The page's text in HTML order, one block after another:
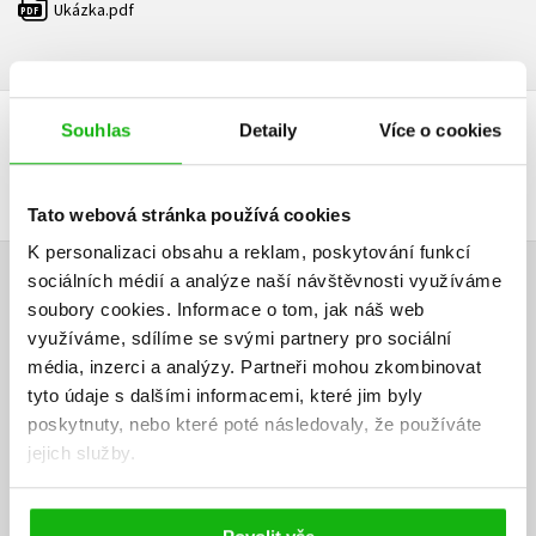
Souhlas Detaily Více o cookies
Tato webová stránka používá cookies
K personalizaci obsahu a reklam, poskytování funkcí
sociálních médií a analýze naší návštěvnosti využíváme
soubory cookies. Informace o tom, jak náš web
využíváme, sdílíme se svými partnery pro sociální
média, inzerci a analýzy. Partneři mohou zkombinovat
tyto údaje s dalšími informacemi, které jim byly
poskytnuty, nebo které poté následovaly, že používáte
jejich služby.
PDF Ukázka.pdf
HODNOCENÍ ČTENÁŘŮ
V současné době nejsou vytvořena žádná uživatelská hodnocení.
Vaše hodnocení
Uživatelskou recenzi mohou vkládat pouze registrovaní uživatelé